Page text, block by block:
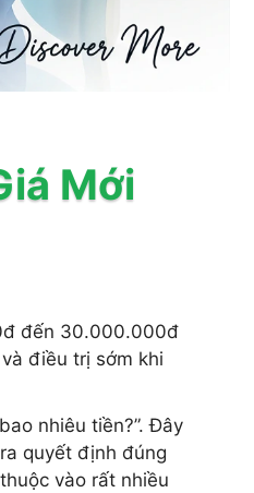
Mới
đến 30.000.000đ
điều trị sớm khi
nhiêu tiền?”. Đây
quyết định đúng
vào rất nhiều